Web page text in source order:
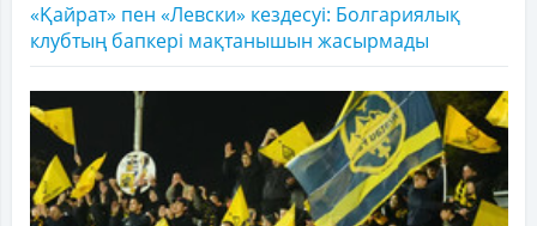
«Қайрат» пен «Левски» кездесуі: Болгариялық
клубтың бапкері мақтанышын жасырмады